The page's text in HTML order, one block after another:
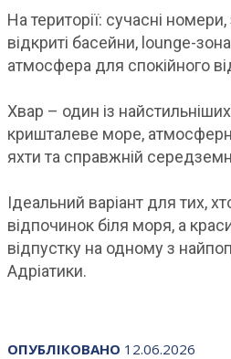
На території: сучасні
відкриті басейни, lounge-
атмосфера для спокійного
Хвар – один із найстильніших
кришталеве море,
яхти та справжній
Ідеальний варіант для тих,
відпочинок біля моря, а
відпустку на одному з
Адріатики.
ОПУБЛІКОВАНО 12.06.2026